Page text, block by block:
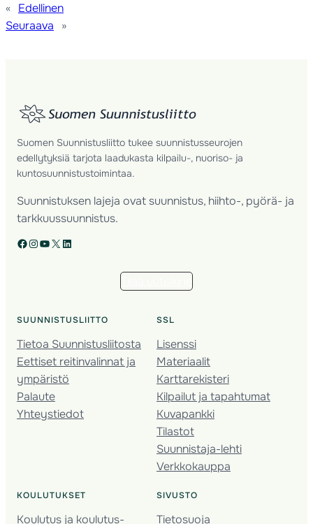
« Edellinen
Seuraava
»
Suomen Suunnistusliitto tukee suunnistusseurojen
edellytyksiä tarjota laadukasta kilpailu-, nuoriso- ja
kuntosuunnistustoimintaa.
Suunnistuksen lajeja ovat suunnistus, hiihto-, pyörä- ja
tarkkuussuunnistus.
Facebook Instagram YouTube X LinkedIn
SUUNNISTUSLIITTO
Tietoa Suunnistusliitosta
Eettiset reitinvalinnat ja
ympäristö
Palaute
Yhteystiedot
SSL
Lisenssi
Materiaalit
Karttarekisteri
Kilpailut ja tapahtumat
Kuvapankki
Tilastot
Suunnistaja-lehti
Verkkokauppa
KOULUTUKSET
Koulutus ja koulutus­
SIVUSTO
Tietosuoja